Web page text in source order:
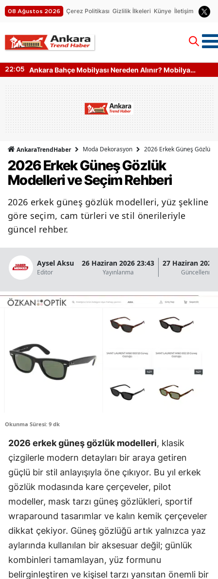
08 Ağustos 2026 Çerez Politikası Gizlilik İlkeleri Künye İletişim
22:05
Ankara Bahçe Mobilyası Nereden Alınır? Mobilya
AnkaraTrendHaber Moda Dekorasyon 2026 Erkek Güneş Gözlük
2026 Erkek Güneş Gözlük
Modelleri ve Seçim Rehberi
2026 erkek güneş gözlük modelleri, yüz şekline
göre seçim, cam türleri ve stil önerileriyle
güncel rehber.
Aysel Aksu
Editor
26 Haziran 2026 23:43
Yayınlanma
27 Haziran 2026
Güncellenme
Okunma Süresi: 9 dk
2026 erkek güneş gözlük modelleri, klasik
çizgilerle modern detayları bir araya getiren
güçlü bir stil anlayışıyla öne çıkıyor. Bu yıl erkek
gözlük modasında kare çerçeveler, pilot
modeller, mask tarzı güneş gözlükleri, sportif
wraparound tasarımlar ve kalın kemik çerçeveler
dikkat çekiyor. Güneş gözlüğü artık yalnızca yaz
aylarında kullanılan bir aksesuar değil; günlük
kombinleri tamamlayan, yüz formunu
belirginleştiren ve kişisel tarzı yansıtan önemli bir